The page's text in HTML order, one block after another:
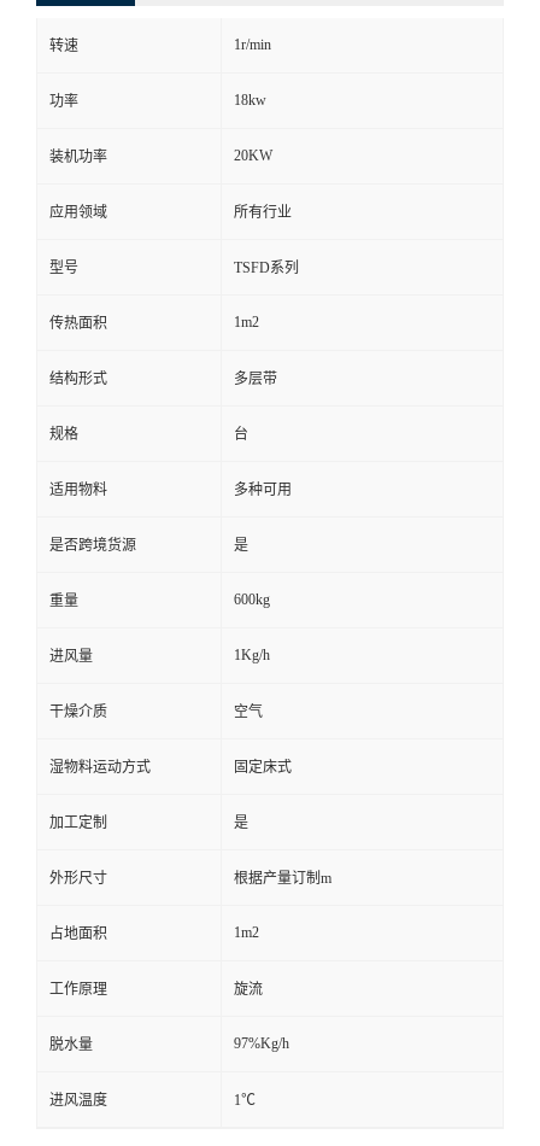
转速 1r/min
功率 18kw
装机功率 20KW
应用领域 所有行业
型号 TSFD系列
传热面积 1m2
结构形式 多层带
规格 台
适用物料 多种可用
是否跨境货源 是
重量 600kg
进风量 1Kg/h
干燥介质 空气
湿物料运动方式 固定床式
加工定制 是
外形尺寸 根据产量订制m
占地面积 1m2
工作原理 旋流
脱水量 97%Kg/h
进风温度 1℃